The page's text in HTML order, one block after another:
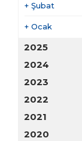
+ Şubat
+ Ocak
2025
2024
2023
2022
2021
2020